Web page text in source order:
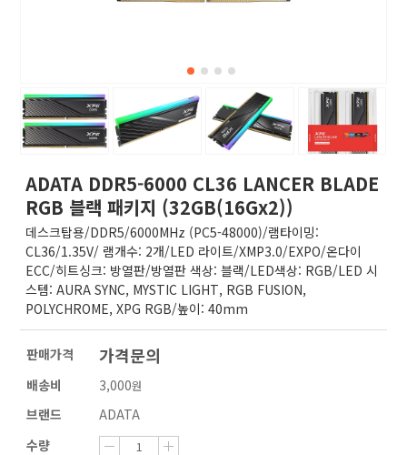
ADATA DDR5-6000 CL36 LANCER BLADE
RGB 블랙 패키지 (32GB(16Gx2))
데스크탑용/DDR5/6000MHz (PC5-48000)/램타이밍:
CL36/1.35V/ 램개수: 2개/LED 라이트/XMP3.0/EXPO/온다이
ECC/히트싱크: 방열판/방열판 색상: 블랙/LED색상: RGB/LED 시
스템: AURA SYNC, MYSTIC LIGHT, RGB FUSION,
POLYCHROME, XPG RGB/높이: 40mm
판매가격 가격문의
배송비 3,000원
브랜드
ADATA
수량